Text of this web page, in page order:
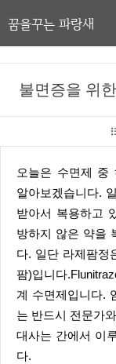
꿈을꾸는 파랑새
불면증을 위
오늘은 수면제 중 하나인 라제팜정(Razepam Tab)에 대해서
알아보겠습니다.
받아서 복용하고
방하지 않은 약을
다. 일단 라제팜정
팜)입니다
계 수면제입니다.
는 반드시 전문가
대사는 간에서 이
다.